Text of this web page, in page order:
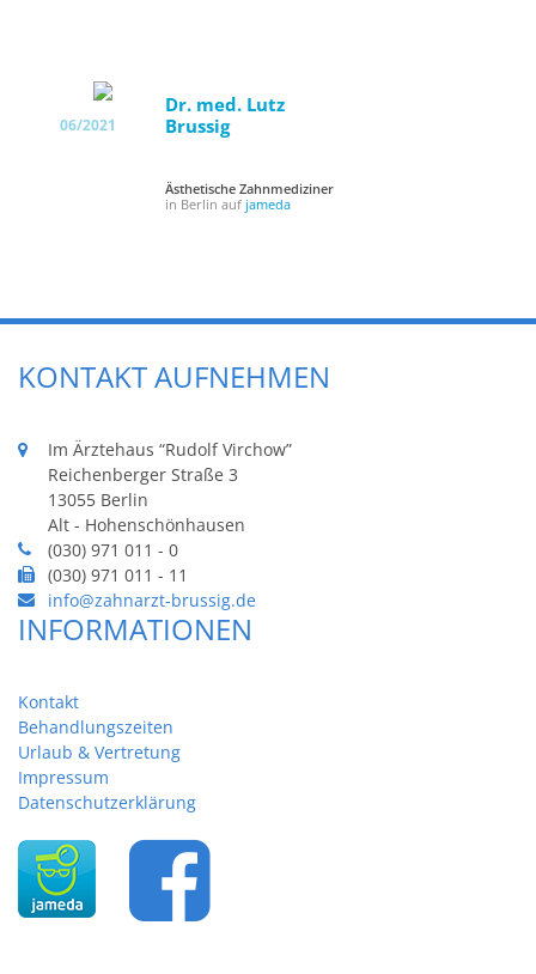
Dr. med. Lutz
Brussig
Ästhetische Zahnmediziner
in Berlin auf jameda
06/2021
KONTAKT AUFNEHMEN
Im Ärztehaus “Rudolf Virchow”
Reichenberger Straße 3
13055 Berlin
Alt - Hohenschönhausen
(030) 971 011 - 0
(030) 971 011 - 11
info@zahnarzt-brussig.de
INFORMATIONEN
Kontakt
Behandlungszeiten
Urlaub & Vertretung
Impressum
Datenschutzerklärung